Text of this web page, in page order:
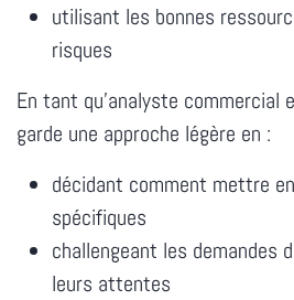
utilisant les bonnes
risques
En tant qu'analyste commercial
garde une approche légère en :
décidant comment mettre
spécifiques
challengeant les demandes
leurs attentes